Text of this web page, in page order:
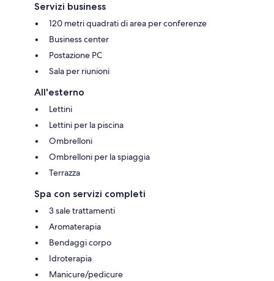
Servizi business
120 metri quadrati di area per conferenze
Business center
Postazione PC
Sala per riunioni
All'esterno
Lettini
Lettini per la piscina
Ombrelloni
Ombrelloni per la spiaggia
Terrazza
Spa con servizi completi
3 sale trattamenti
Aromaterapia
Bendaggi corpo
Idroterapia
Manicure/pedicure